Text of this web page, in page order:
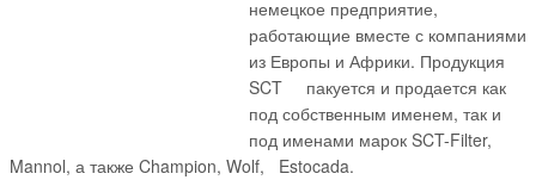
немецкое предприятие,
работающие вместе с компаниями
из Европы и Африки. Продукция
SCT пакуется и продается как
под собственным именем, так и
под именами марок SCT-Filter,
Mannol, а также Champion, Wolf, Estocada.